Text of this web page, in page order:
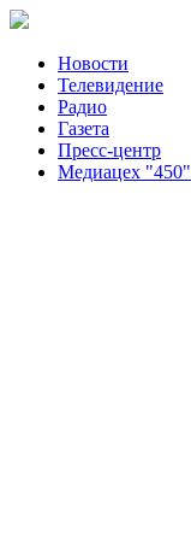
Новости
Телевидение
Радио
Газета
Пресс-центр
Медиацех "450"